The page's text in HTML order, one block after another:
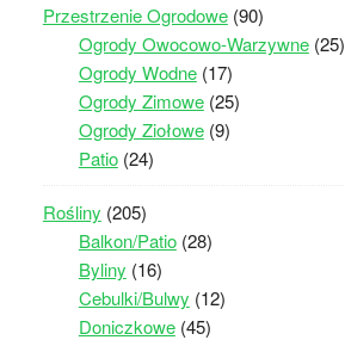
Przestrzenie Ogrodowe(90)
Ogrody Owocowo-Warzywne(25)
Ogrody Wodne(17)
Ogrody Zimowe(25)
Ogrody Ziołowe(9)
Patio(24)
Rośliny (205)
Balkon/Patio(28)
Byliny (16)
Cebulki/Bulwy (12)
Doniczkowe(45)